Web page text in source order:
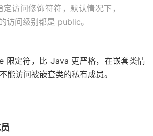
访问修饰符符，默认情况下，
访问级别都是 public。
限定符，比 Java 更严格，在嵌套类情
能访问被嵌套类的私有成员。